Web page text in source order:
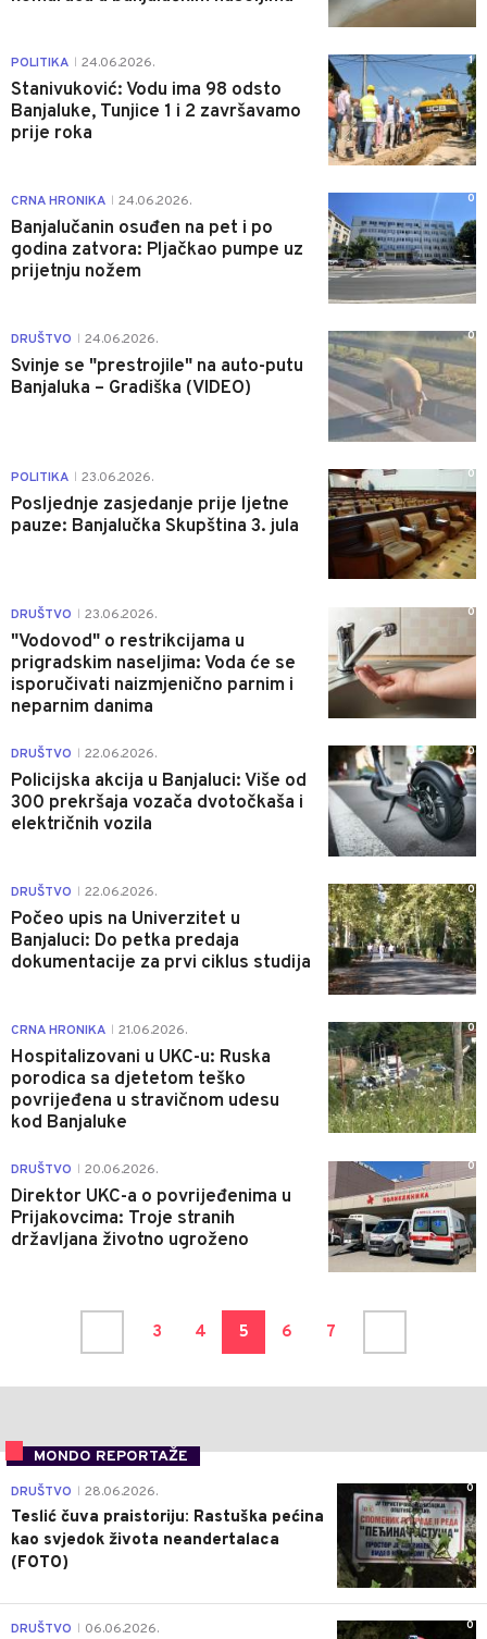
POLITIKA 24.06.2026.
Stanivuković: Vodu ima 98 odsto
Banjaluke, Tunjice 1 i 2 završavamo
prije roka
1
CRNA HRONIKA 24.06.2026.
Banjalučanin osuđen na pet i po
godina zatvora: Pljačkao pumpe uz
prijetnju nožem
0
DRUŠTVO 24.06.2026.
Svinje se "prestrojile" na auto-putu
Banjaluka – Gradiška (VIDEO)
0
POLITIKA 23.06.2026.
Posljednje zasjedanje prije ljetne
pauze: Banjalučka Skupština 3. jula
0
DRUŠTVO 23.06.2026.
"Vodovod" o restrikcijama u
prigradskim naseljima: Voda će se
isporučivati naizmjenično parnim i
neparnim danima
0
DRUŠTVO 22.06.2026.
Policijska akcija u Banjaluci: Više od
300 prekršaja vozača dvotočkaša i
električnih vozila
0
DRUŠTVO 22.06.2026.
Počeo upis na Univerzitet u
Banjaluci: Do petka predaja
dokumentacije za prvi ciklus studija
0
CRNA HRONIKA 21.06.2026.
Hospitalizovani u UKC-u: Ruska
porodica sa djetetom teško
povrijeđena u stravičnom udesu
kod Banjaluke
0
DRUŠTVO 20.06.2026.
Direktor UKC-a o povrijeđenima u
Prijakovcima: Troje stranih
državljana životno ugroženo
0
3 4 5 6 7
MONDO REPORTAŽE
0
DRUŠTVO 28.06.2026.
Teslić čuva praistoriju: Rastuška pećina
kao svjedok života neandertalaca
(FOTO)
0
DRUŠTVO 06.06.2026.